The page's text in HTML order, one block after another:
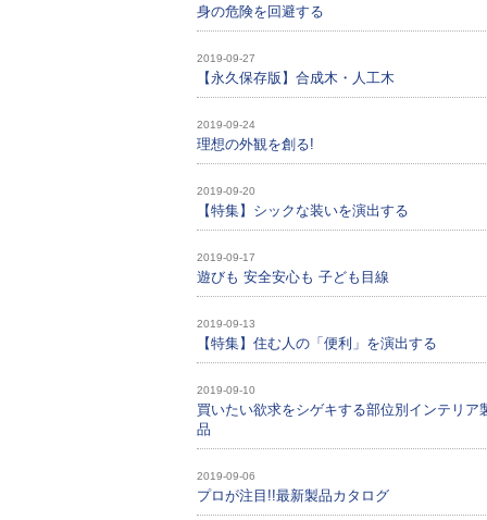
身の危険を回避する
2019-09-27
【永久保存版】合成木・人工木
2019-09-24
理想の外観を創る!
2019-09-20
【特集】シックな装いを演出する
2019-09-17
遊びも 安全安心も 子ども目線
2019-09-13
【特集】住む人の「便利」を演出する
2019-09-10
買いたい欲求をシゲキする部位別インテリア
品
2019-09-06
プロが注目!!最新製品カタログ